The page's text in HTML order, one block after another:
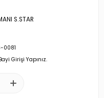
S.STAR
0081
Girişi Yapınız.